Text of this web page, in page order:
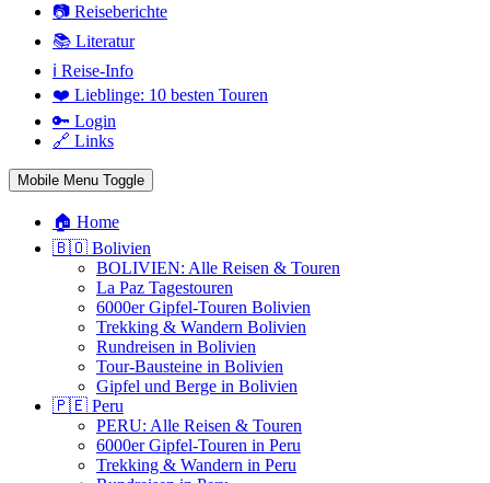
📷 Reiseberichte
📚 Literatur
ℹ️ Reise-Info
❤️ Lieblinge: 10 besten Touren
🔑 Login
🔗 Links
Mobile Menu Toggle
🏠 Home
🇧🇴 Bolivien
BOLIVIEN: Alle Reisen & Touren
La Paz Tagestouren
6000er Gipfel-Touren Bolivien
Trekking & Wandern Bolivien
Rundreisen in Bolivien
Tour-Bausteine in Bolivien
Gipfel und Berge in Bolivien
🇵🇪 Peru
PERU: Alle Reisen & Touren
6000er Gipfel-Touren in Peru
Trekking & Wandern in Peru